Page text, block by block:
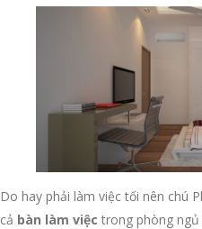
Do hay phải làm việc tối nên chú
cả bàn làm việc trong phòng